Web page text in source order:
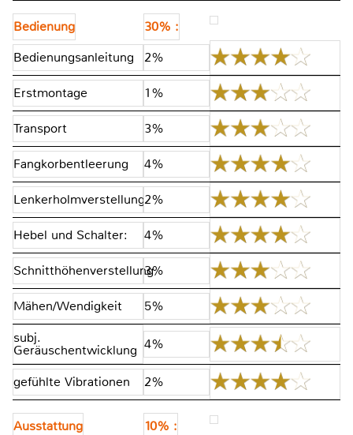
Bedienung
30% :
Bedienungsanleitung
2%
Erstmontage 1%
Transport 3%
Fangkorbentleerung 4%
Lenkerholmverstellung2%
Hebel und Schalter: 4%
Schnitthöhenverstellung3%
Mähen/Wendigkeit
5%
subj.
Geräuschentwicklung 4%
gefühlte Vibrationen 2%
Ausstattung
10% :